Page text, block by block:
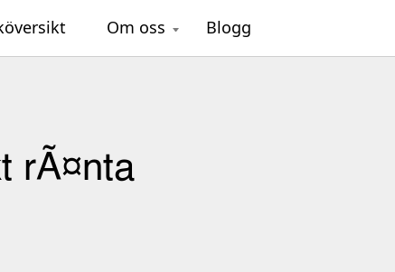
Om oss Blogg
rÃ¤nta